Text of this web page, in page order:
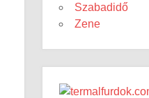
Szabadidő
Zene